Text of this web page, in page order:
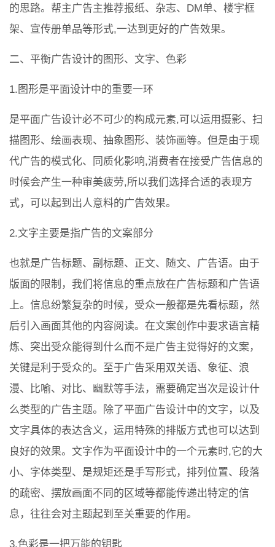
的思路。帮主广告主推荐报纸、杂志、DM单、楼宇框
架、宣传册单品等形式,一达到更好的广告效果。
二、平衡广告设计的图形、文字、色彩
1.图形是平面设计中的重要一环
是平面广告设计必不可少的构成元素,可以运用摄影、扫
描图形、绘画表现、抽象图形、装饰画等。但是由于现
代广告的模式化、同质化影响,消费者在接受广告信息的
时候会产生一种审美疲劳,所以我们选择合适的表现方
式，可以起到出人意料的广告效果。
2.文字主要是指广告的文案部分
也就是广告标题、副标题、正文、随文、广告语。由于
版面的限制，我们将信息的重点放在广告标题和广告语
上。信息纷繁复杂的时候，受众一般都是先看标题，然
后引入画面其他的内容阅读。在文案创作中要求语言精
炼、突出受众能得到什么而不是广告主觉得好的文案，
关键是利于受众的。至于广告采用双关语、象征、浪
漫、比喻、对比、幽默等手法，需要确定当次是设计什
么类型的广告主题。除了平面广告设计中的文字，以及
文字具体的表达含义，运用特殊的排版方式也可以达到
良好的效果。文字作为平面设计中的一个元素时,它的大
小、字体类型、是规矩还是手写形式，排列位置、段落
的疏密、摆放画面不同的区域等都能传递出特定的信
息，往往会对主题起到至关重要的作用。
3.色彩是一把万能的钥匙